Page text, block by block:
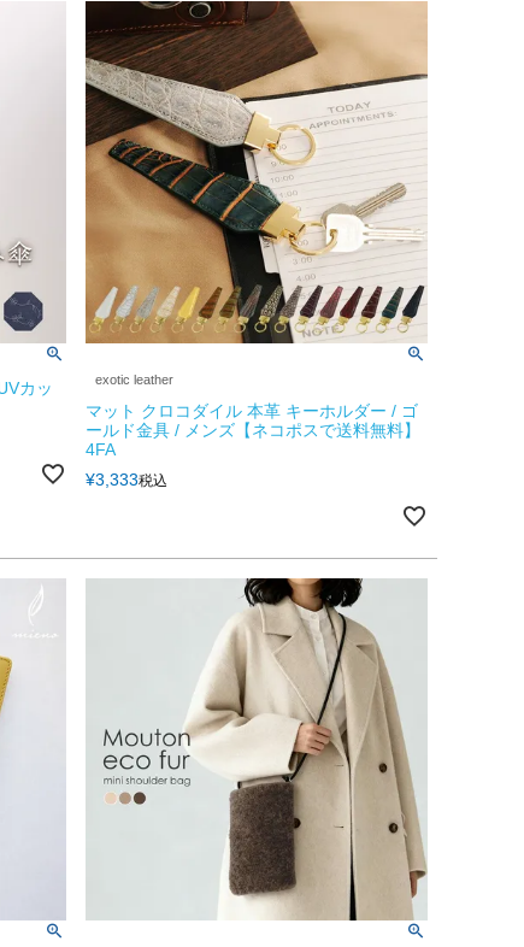
カッ
exotic leather
マット クロコダイル 本革 キーホルダー / ゴ
ールド金具 / メンズ【ネコポスで送料無料】
4FA
¥3,333税込